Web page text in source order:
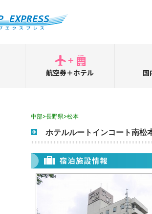
航空券＋ホテル 国
中部>長野県>松本
ホテルルートインコート南松